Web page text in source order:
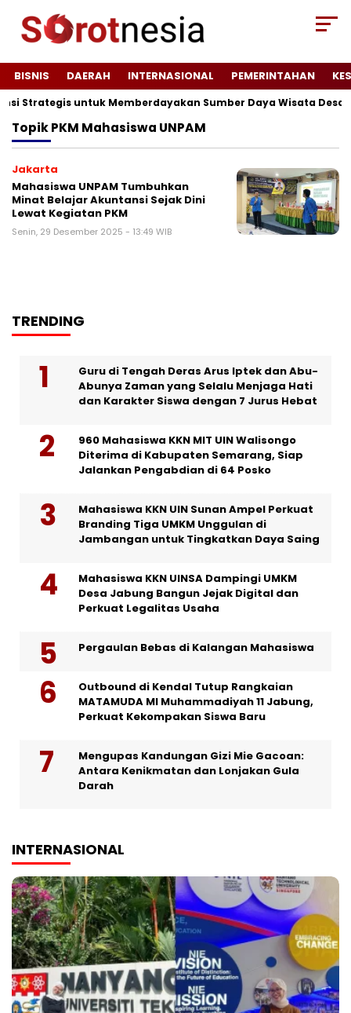
BISNIS DAERAH INTERNASIONAL PEMERINTAHAN
Strategis untuk Memberdayakan Sumber Daya Wisata Desa
TopikPKM Mahasiswa UNPAM
Jakarta
Mahasiswa UNPAM Tumbuhkan
Minat Belajar Akuntansi Sejak Dini
Lewat Kegiatan PKM
Senin, 29 Desember 2025 - 13:49 WIB
TRENDING
Guru di Tengah Deras Arus Iptek dan Abu-
Abunya Zaman yang Selalu Menjaga Hati
dan Karakter Siswa dengan 7 Jurus Hebat
960 Mahasiswa KKN MIT UIN Walisongo
Diterima di Kabupaten Semarang, Siap
Jalankan Pengabdian di 64 Posko
Mahasiswa KKN UIN Sunan Ampel Perkuat
Branding Tiga UMKM Unggulan di
Jambangan untuk Tingkatkan Daya Saing
Mahasiswa KKN UINSA Dampingi UMKM
Desa Jabung Bangun Jejak Digital dan
Perkuat Legalitas Usaha
Pergaulan Bebas di Kalangan Mahasiswa
Outbound di Kendal Tutup Rangkaian
MATAMUDA MI Muhammadiyah 11 Jabung,
Perkuat Kekompakan Siswa Baru
Mengupas Kandungan Gizi Mie Gacoan:
Antara Kenikmatan dan Lonjakan Gula
Darah
INTERNASIONAL